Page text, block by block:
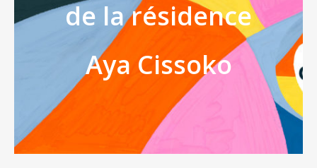
de la résidence
Aya Cissoko